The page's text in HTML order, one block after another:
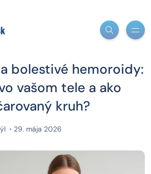
bolestivé hemoroidy:
vašom tele a ako
kruh?
29. mája 2026